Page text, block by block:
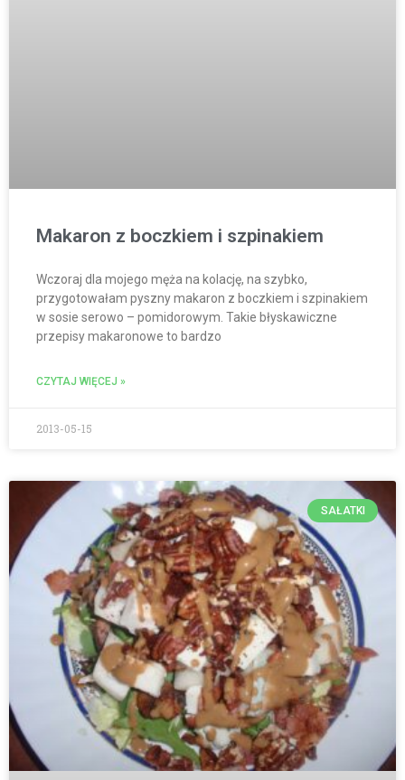
Makaron z boczkiem i szpinakiem
Wczoraj dla mojego męża na kolację, na szybko,
przygotowałam pyszny makaron z boczkiem i szpinakiem
w sosie serowo – pomidorowym. Takie błyskawiczne
przepisy makaronowe to bardzo
CZYTAJ WIĘCEJ »
2013-05-15
SAŁATKI